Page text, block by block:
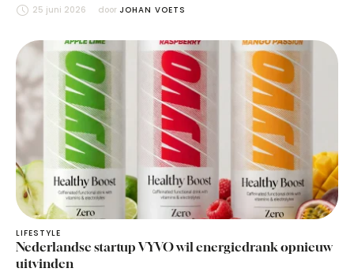
25 juni 2026 door JOHAN VOETS
LIFESTYLE
Nederlandse startup VYVO wil energiedrank opnieuw
uitvinden